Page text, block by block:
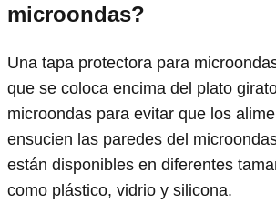
microondas?
Una tapa protectora para
que se coloca encima del plato
microondas para evitar que los
ensucien las paredes del
están disponibles en diferentes
como plástico, vidrio y silicona.